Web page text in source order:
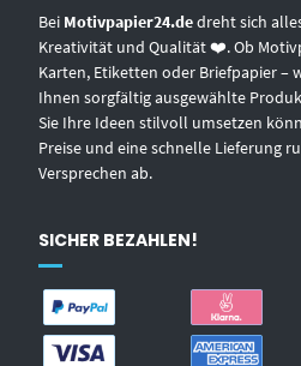
Bei Motivpapier24.dedreht sich
Kreativität und Qualität ❤️. Ob
Karten, Etiketten oder Briefpapier –
Ihnen sorgfältig ausgewählte
Sie Ihre Ideen stilvoll umsetzen
Preise und eine schnelle Lieferung
Versprechen ab.
SICHER BEZAHLEN!